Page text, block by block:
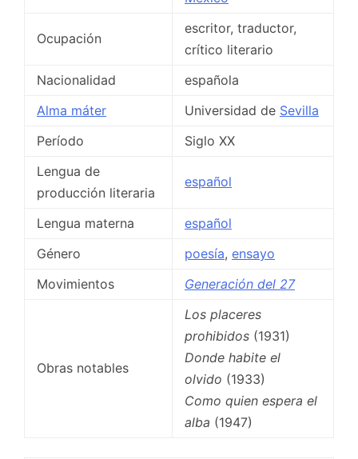
Ocupación
escritor, traductor,
crítico literario
Nacionalidad
española
Alma máter
Universidad de Sevilla
Período
Siglo XX
Lengua de
producción literaria
español
Lengua materna
español
Género
poesía, ensayo
Movimientos
Generación del 27
Obras notables
Los placeres
prohibidos (1931)
Donde habite el
olvido (1933)
Como quien espera el
alba (1947)